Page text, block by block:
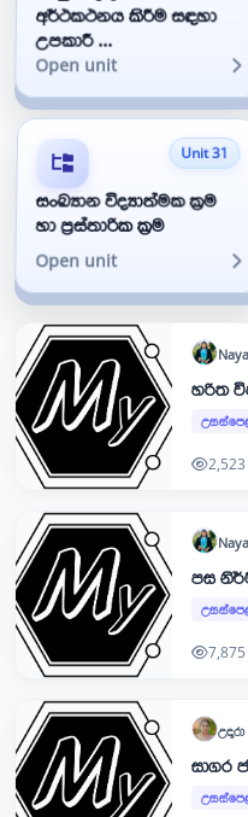
අර්ථකථනය කිරීම සඳහා
උපකාරී ...
Open unit
Unit 31
සංඛ්‍යාන විද්‍යාත්මක ක්‍රම
හා ප්‍රස්තාරික ක්‍රම
Open unit
හරිත
2,523
පස
7,875
උදාරා
සාගර